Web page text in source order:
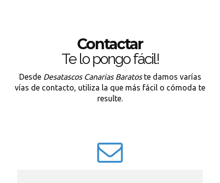
Contactar
Te lo pongo fácil!
Desde Desatascos Canarias Baratoste damos varías
vías de contacto, utiliza la que más fácil o cómoda te
resulte.